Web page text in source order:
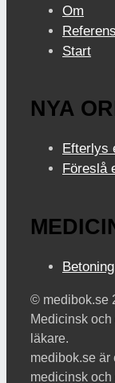
Om
Start
NYA
Efterlys
Föreslå
© medibok.se
Medicinsk
läkare.
medibok.se är
medicinsk